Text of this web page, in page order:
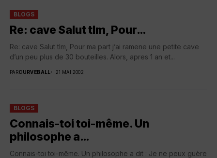
BLOGS
Re: cave Salut tlm, Pour…
Re: cave Salut tlm, Pour ma part j’ai ramene une petite cave
d’un peu plus de 30 bouteilles. Alors, apres 1 an et...
PARCURVEBALL 21 MAI 2002
BLOGS
Connais-toi toi-même. Un
philosophe a…
Connais-toi toi-même. Un philosophe a dit : Je ne peux guère